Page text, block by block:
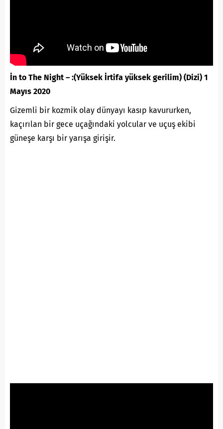
İn to The Night – :(Yüksek İrtifa yüksek gerilim) (Dizi) 1
Mayıs 2020
Gizemli bir kozmik olay dünyayı kasıp kavururken,
kaçırılan bir gece uçağındaki yolcular ve uçuş ekibi
güneşe karşı bir yarışa girişir.